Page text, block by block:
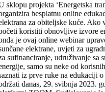
sklopu projekta ‘Energetska
besplatnu online
za obiteljske kuće. Ako
koristiti obnovljive izvore
je ovaj online webinar
elektrane, uvjeti za
sufinanciranje, udruživanje sa
samo su neke od
iz prve ruke na edukaciji
danas, 29. svibnja 2023.